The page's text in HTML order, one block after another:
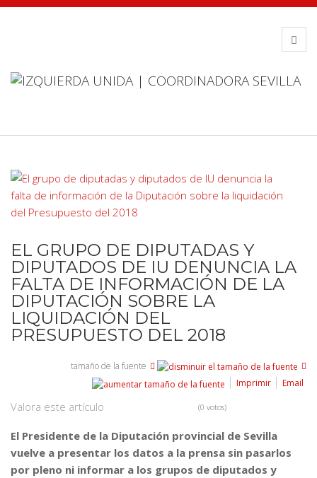
EL GRUPO DE DIPUTADAS Y
DIPUTADOS DE IU DENUNCIA LA
FALTA DE INFORMACIÓN DE LA
DIPUTACIÓN SOBRE LA
LIQUIDACIÓN DEL
PRESUPUESTO DEL 2018
tamaño de la fuente
Imprimir
Email
Valora este artículo (0 votos)
El Presidente de la Diputación provincial de Sevilla
vuelve a presentar los datos a la prensa sin pasarlos
por pleno ni informar a los grupos de diputados y